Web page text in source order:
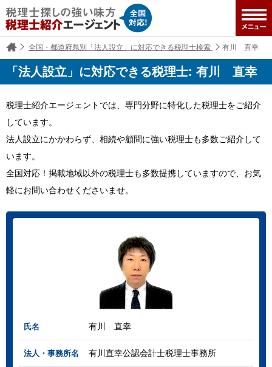
全国・都道府県別「法人設立」に対応できる税理士検索 有川 直幸
「法人設立」に対応できる税理士: 有川 直幸
税理士紹介エージェントでは、専門分野に特化した税理士をご紹介
しています。
法人設立にかかわらず、相続や顧問に強い税理士も多数ご紹介して
います。
全国対応！掲載地域以外の税理士も多数提携していますので、お気
軽にお問い合わせくださいませ。
氏名 有川 直幸
法人・事務所名 有川直幸公認会計士税理士事務所